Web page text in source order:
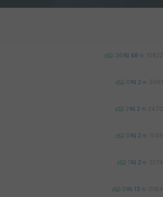
36 48 10822
0 2 5961
2 2 2470
0 2 1045
1 2 2274
0 13 11164